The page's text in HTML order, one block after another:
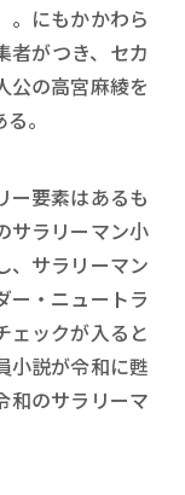
。にもかかわら
者がつき、セカ
公の高宮麻綾を
。
ー要素はあるも
サラリーマン小
、サラリーマン
ー・ニュートラ
ックが入ると
小説が令和に甦
和のサラリーマ